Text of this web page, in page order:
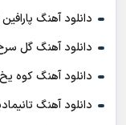
دانلود آهنگ
دانلود آهنگ گل
دانلود آهنگ کوه
دانلود آهنگ